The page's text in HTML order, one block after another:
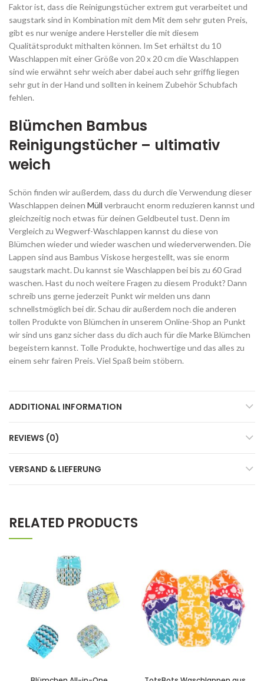
Faktor ist, dass die Reinigungstücher extrem gut verarbeitet und
saugstark sind in Kombination mit dem Mit dem sehr guten Preis,
gibt es nur wenige andere Hersteller die mit diesem
Qualitätsprodukt mithalten können. Im Set erhältst du 10
Waschlappen mit einer Größe von 20 x 20 cm die Waschlappen
sind wie erwähnt sehr weich aber dabei auch sehr griffig liegen
sehr gut in der Hand und sollten in keinem Zubehör Schubfach
fehlen.
Blümchen Bambus
Reinigungstücher – ultimativ
weich
Schön finden wir außerdem, dass du durch die Verwendung dieser
Waschlappen deinen Müll verbraucht enorm reduzieren kannst und
gleichzeitig noch etwas für deinen Geldbeutel tust. Denn im
Vergleich zu Wegwerf-Waschlappen kannst du diese von
Blümchen wieder und wieder waschen und wiederverwenden. Die
Lappen sind aus Bambus Viskose hergestellt, was sie enorm
saugstark macht. Du kannst sie Waschlappen bei bis zu 60 Grad
waschen. Hast du noch weitere Fragen zu diesem Produkt? Dann
schreib uns gerne jederzeit Punkt wir melden uns dann
schnellstmöglich bei dir. Schau dir außerdem noch die anderen
tollen Produkte von Blümchen in unserem Online-Shop an Punkt
wir sind uns ganz sicher dass du dich auch für die Marke Blümchen
begeistern kannst. Tolle Produkte, hochwertige und das alles zu
einem sehr fairen Preis. Viel Spaß beim stöbern.
ADDITIONAL INFORMATION
REVIEWS (0)
VERSAND & LIEFERUNG
RELATED PRODUCTS